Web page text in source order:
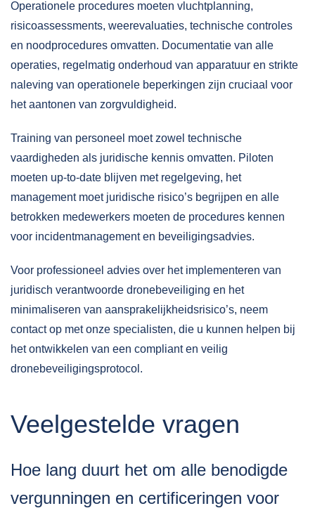
Operationele procedures moeten vluchtplanning,
risicoassessments, weerevaluaties, technische controles
en noodprocedures omvatten. Documentatie van alle
operaties, regelmatig onderhoud van apparatuur en strikte
naleving van operationele beperkingen zijn cruciaal voor
het aantonen van zorgvuldigheid.
Training van personeel moet zowel technische
vaardigheden als juridische kennis omvatten. Piloten
moeten up-to-date blijven met regelgeving, het
management moet juridische risico’s begrijpen en alle
betrokken medewerkers moeten de procedures kennen
voor incidentmanagement en beveiligingsadvies.
Voor professioneel advies over het implementeren van
juridisch verantwoorde dronebeveiliging en het
minimaliseren van aansprakelijkheidsrisico’s, neem
contactop met onze specialisten, die u kunnen helpen bij
het ontwikkelen van een compliant en veilig
dronebeveiligingsprotocol.
Veelgestelde vragen
Hoe lang duurt het om alle benodigde
vergunningen en certificeringen voor